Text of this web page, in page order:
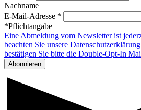
Nachname
E-Mail-Adresse *
*Pflichtangabe
Eine Abmeldung vom Newsletter ist
beachten Sie unsere
bestätigen Sie bitte die Double-Opt-In